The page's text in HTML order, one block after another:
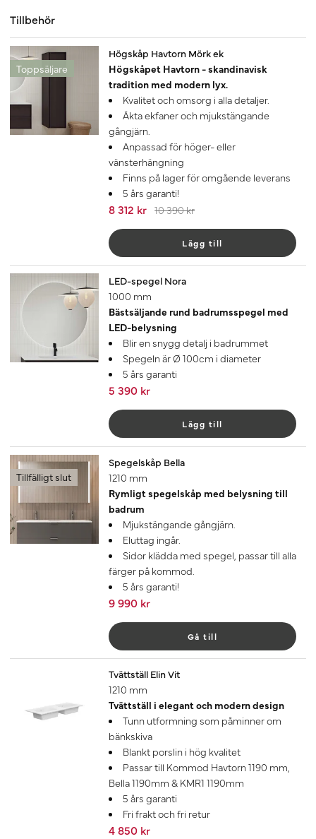
Tillbehör
Toppsäljare
Högskåp Havtorn Mörk ek
Högskåpet Havtorn - skandinavisk
tradition med modern lyx.
Kvalitet och omsorg i alla detaljer.
Äkta ekfaner och mjukstängande
gångjärn.
Anpassad för höger- eller
vänsterhängning
Finns på lager för omgående leverans
5 års garanti!
8 312 kr 10 390 kr
Lägg till
LED-spegel Nora
1000 mm
Bästsäljande rund badrumsspegel med
LED-belysning
Blir en snygg detalj i badrummet
Spegeln är Ø 100cm i diameter
5 års garanti
5 390 kr
Lägg till
Tillfälligt slut
Spegelskåp Bella
1210 mm
Rymligt spegelskåp med belysning till
badrum
Mjukstängande gångjärn.
Eluttag ingår.
Sidor klädda med spegel, passar till alla
färger på kommod.
5 års garanti!
9 990 kr
Gå till
Tvättställ Elin Vit
1210 mm
Tvättställ i elegant och modern design
Tunn utformning som påminner om
bänkskiva
Blankt porslin i hög kvalitet
Passar till Kommod Havtorn 1190 mm,
Bella 1190mm & KMR1 1190mm
5 års garanti
Fri frakt och fri retur
4 850 kr